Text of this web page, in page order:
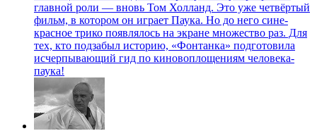
главной роли — вновь Том Холланд. Это уже четвёртый
фильм, в котором он играет Паука. Но до него сине-
красное трико появлялось на экране множество раз. Для
тех, кто подзабыл историю, «Фонтанка» подготовила
исчерпывающий гид по киновоплощениям человека-
паука!